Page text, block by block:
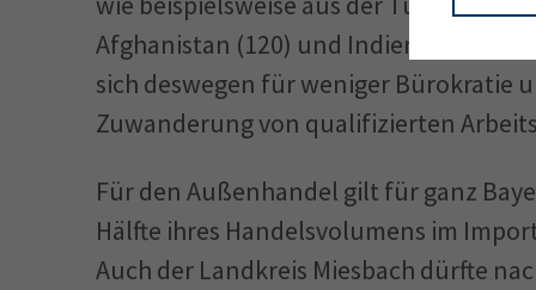
Afghanistan (120) und Indien (170)
sich deswegen für weniger Bürokratie
Zuwanderung von qualifizierten
Für den Außenhandel gilt für ganz
Hälfte ihres Handelsvolumens im
Auch der Landkreis Miesbach dürfte